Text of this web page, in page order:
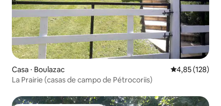
Casa ⋅ Boulazac 4,85 de uma
4,85 (128)
La Prairie (casas de campo de Pétrocoriis)